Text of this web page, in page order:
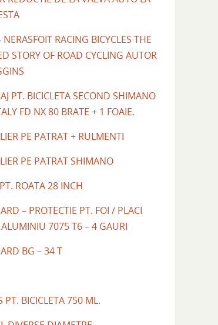
RACING BICYCLES THE
STORY OF ROAD CYCLING AUTOR
PT. BICICLETA SECOND SHIMANO
FD NX 80 BRATE + 1 FOAIE.
PE PATRAT + RULMENTI
PE PATRAT SHIMANO
ROATA 28 INCH
– PROTECTIE PT. FOI / PLACI
ALUMINIU 7075 T6 – 4 GAURI
BG – 34 T
PT. BICICLETA 750 ML.